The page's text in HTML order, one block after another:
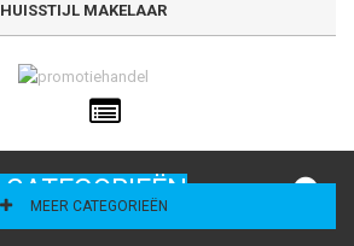
HUISSTIJL MAKELAAR
CATEGORIEËN
MEER CATEGORIEËN